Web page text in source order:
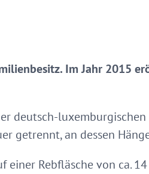
Im Jahr 2015
deutsch-luxemburgischen
getrennt, an dessen
Rebfläsche von ca.